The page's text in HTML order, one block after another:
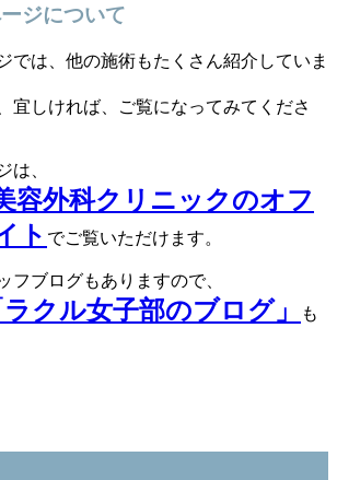
ジについて
では、他の施術もたくさん紹介していま
宜しければ、ご覧になってみてくださ
は、
容外科クリニックのオフ
ト でご覧いただけます。
フブログもありますので、
ラクル女子部のブログ」
も